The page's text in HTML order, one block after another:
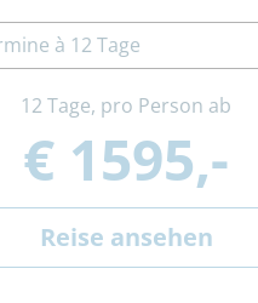
à 12 Tage
12 Tage, pro Person ab
€ 1595,-
Reise ansehen